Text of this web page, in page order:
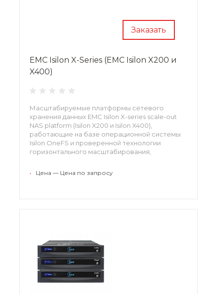
Заказать
EMC Isilon X-Series (EMC Isilon X200 и
X400)
Масштабируемые платформы сетевого
хранения данных EMC Isilon X-series scale-out
NAS platform (Isilon X200 и Isilon X400),
работающие на базе операционной системы
Isilon OneFS и проверенной технологии
горизонтального масштабирования,
последовательно, существенно сокращая при
• Цена — Цена по запросу